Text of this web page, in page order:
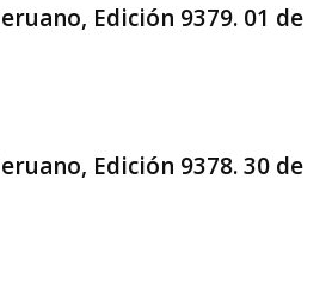
Edición 9379. 01 de
Edición 9378. 30 de